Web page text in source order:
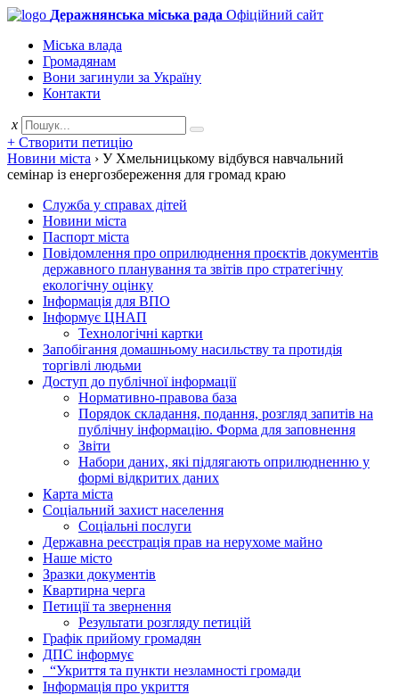
Деражнянська міська рада Офіційний сайт
Міська влада
Громадянам
Вони загинули за Україну
Контакти
x
+ Створити петицію
Новини міста › У Хмельницькому відбувся навчальний
семінар із енергозбереження для громад краю
Служба у справах дітей
Новини міста
Паспорт міста
Повідомлення про оприлюднення проєктів документів
державного планування та звітів про стратегічну
екологічну оцінку
Інформація для ВПО
Інформує ЦНАП
Технологічні картки
Запобігання домашньому насильству та протидія
торгівлі людьми
Доступ до публічної інформації
Нормативно-правова база
Порядок складання, подання, розгляд запитів на
публічну інформацію. Форма для заповнення
Звіти
Набори даних, які підлягають оприлюдненню у
формі відкритих даних
Карта міста
Соціальний захист населення
Соціальні послуги
Державна реєстрація прав на нерухоме майно
Наше місто
Зразки документів
Квартирна черга
Петиції та звернення
Результати розгляду петицій
Графік прийому громадян
ДПС інформує
“Укриття та пункти незламності громади
Інформація про укриття